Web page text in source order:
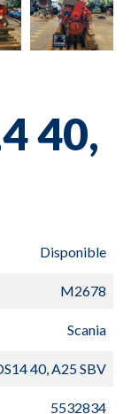
40,
Disponible
M2678
Scania
40, A25 SBV
5532834